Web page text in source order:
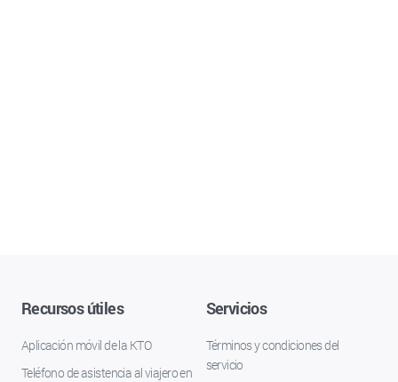
Recursos útiles
Aplicación móvil de la KTO
Teléfono de asistencia al viajero en
Servicios
Términos y condiciones del
servicio